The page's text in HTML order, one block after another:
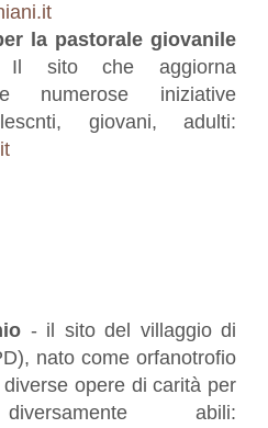
la pastorale giovanile
che aggiorna
numerose iniziative
giovani, adulti:
- il sito del villaggio di
nato come orfanotrofio
opere di carità per
abili: